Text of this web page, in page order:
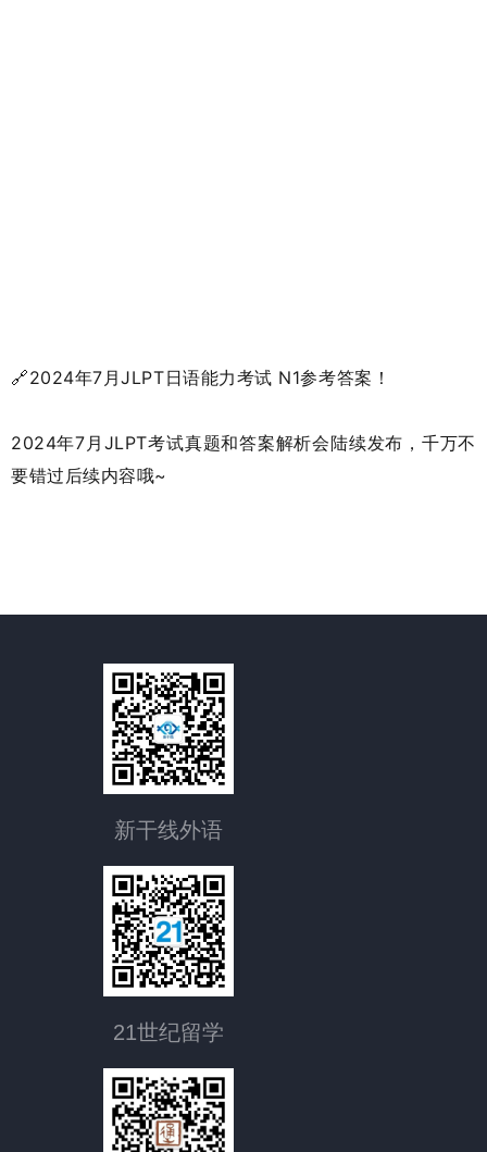
🔗2024年7月JLPT日语能力考试 N1参考答案！
2024年7月JLPT考试真题和答案解析会陆续发布，千万不
要错过后续内容哦~
新干线外语
21世纪留学